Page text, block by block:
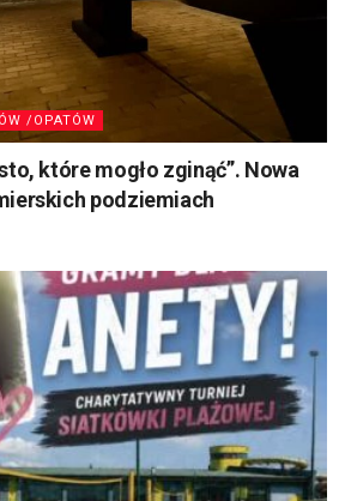
/OPATÓW
które mogło zginąć”. Nowa
podziemiach